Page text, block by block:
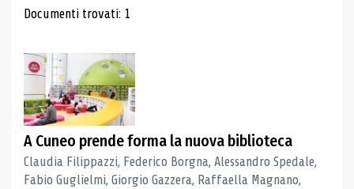
Risultati di ricerca
Documenti trovati: 1
A Cuneo prende forma la nuova biblioteca
Claudia Filippazzi, Federico Borgna, Alessandro Spedale,
Fabio Guglielmi, Giorgio Gazzera, Raffaella Magnano,